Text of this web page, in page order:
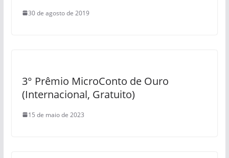
30 de agosto de 2019
3° Prêmio MicroConto de Ouro
(Internacional, Gratuito)
15 de maio de 2023